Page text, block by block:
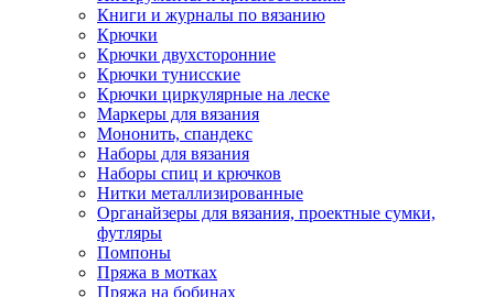
Книги и журналы по вязанию
Крючки
Крючки двухсторонние
Крючки тунисские
Крючки циркулярные на леске
Маркеры для вязания
Мононить, спандекс
Наборы для вязания
Наборы спиц и крючков
Нитки металлизированные
Органайзеры для вязания, проектные сумки,
футляры
Помпоны
Пряжа в мотках
Пряжа на бобинах